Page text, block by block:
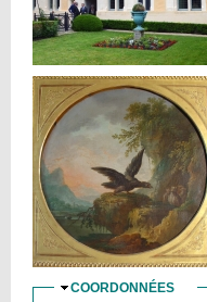
MASQUER
COORDONNÉES